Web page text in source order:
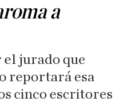
a
el jurado que
reportará esa
cinco escritores